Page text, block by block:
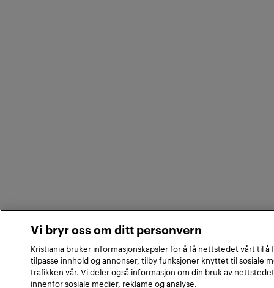
Vi bryr oss om ditt personvern
Kristiania bruker informasjonskapsler for å få nettstedet vårt til
tilpasse innhold og annonser, tilby funksjoner knyttet til sosiale
trafikken vår. Vi deler også informasjon om din bruk av
innenfor sosiale medier, reklame og analyse.